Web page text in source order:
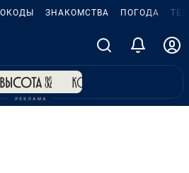
ЗНАКОМСТВА ПОГОДА